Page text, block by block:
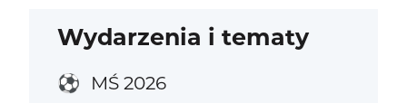
Wydarzenia i tematy
⚽ MŚ 2026